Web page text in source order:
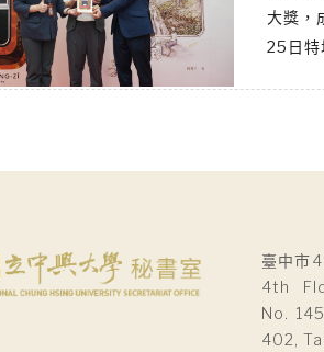
大獎，
25日特
臺中市
4th
No.
402,